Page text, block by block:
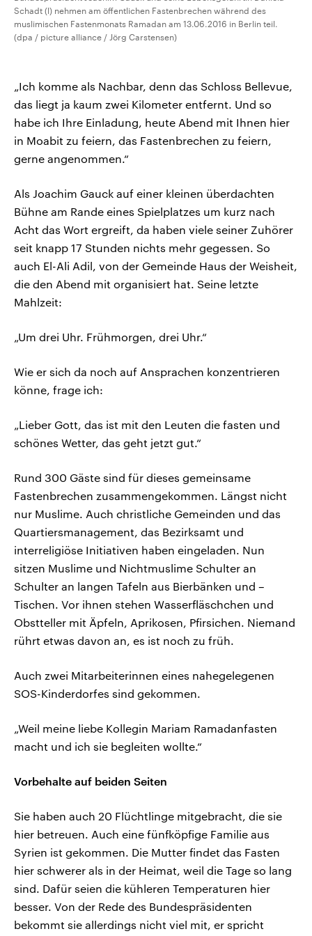
Schadt (l) nehmen am öffentlichen Fastenbrechen während des
muslimischen Fastenmonats Ramadan am 13.06.2016 in Berlin teil.
(dpa / picture alliance / Jörg Carstensen)
„Ich komme als Nachbar, denn das Schloss Bellevue,
das liegt ja kaum zwei Kilometer entfernt. Und so
habe ich Ihre Einladung, heute Abend mit Ihnen hier
in Moabit zu feiern, das Fastenbrechen zu feiern,
gerne angenommen.“
Als Joachim Gauck auf einer kleinen überdachten
Bühne am Rande eines Spielplatzes um kurz nach
Acht das Wort ergreift, da haben viele seiner Zuhörer
seit knapp 17 Stunden nichts mehr gegessen. So
auch El-Ali Adil, von der Gemeinde Haus der Weisheit,
die den Abend mit organisiert hat. Seine letzte
Mahlzeit:
„Um drei Uhr. Frühmorgen, drei Uhr.“
Wie er sich da noch auf Ansprachen konzentrieren
könne, frage ich:
„Lieber Gott, das ist mit den Leuten die fasten und
schönes Wetter, das geht jetzt gut.“
Rund 300 Gäste sind für dieses gemeinsame
Fastenbrechen zusammengekommen. Längst nicht
nur Muslime. Auch christliche Gemeinden und das
Quartiersmanagement, das Bezirksamt und
interreligiöse Initiativen haben eingeladen. Nun
sitzen Muslime und Nichtmuslime Schulter an
Schulter an langen Tafeln aus Bierbänken und –
Tischen. Vor ihnen stehen Wasserfläschchen und
Obstteller mit Äpfeln, Aprikosen, Pfirsichen. Niemand
rührt etwas davon an, es ist noch zu früh.
Auch zwei Mitarbeiterinnen eines nahegelegenen
SOS-Kinderdorfes sind gekommen.
„Weil meine liebe Kollegin Mariam Ramadanfasten
macht und ich sie begleiten wollte.“
Vorbehalte auf beiden Seiten
Sie haben auch 20 Flüchtlinge mitgebracht, die sie
hier betreuen. Auch eine fünfköpfige Familie aus
Syrien ist gekommen. Die Mutter findet das Fasten
hier schwerer als in der Heimat, weil die Tage so lang
sind. Dafür seien die kühleren Temperaturen hier
besser. Von der Rede des Bundespräsidenten
bekommt sie allerdings nicht viel mit, er spricht